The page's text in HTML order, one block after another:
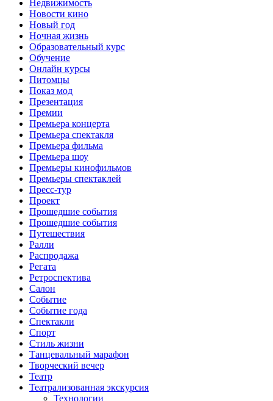
Недвижимость
Новости кино
Новый год
Ночная жизнь
Образовательный курс
Обучение
Онлайн курсы
Питомцы
Показ мод
Презентация
Премии
Премьера концерта
Премьера спектакля
Премьера фильма
Премьера шоу
Премьеры кинофильмов
Премьеры спектаклей
Пресс-тур
Проект
Прошедшие события
Прошедшие события
Путешествия
Ралли
Распродажа
Регата
Ретроспектива
Салон
Событие
Событие года
Спектакли
Спорт
Стиль жизни
Танцевальный марафон
Творческий вечер
Театр
Театрализованная экскурсия
Технологии